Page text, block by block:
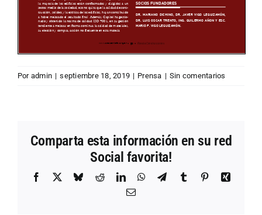
Por admin | septiembre 18, 2019 | Prensa | Sin comentarios
Comparta esta información en su red
Social favorita!
Facebook BlueskyRedditLinkedInWhatsApp
TelegramTumblr PinterestXing
Correo